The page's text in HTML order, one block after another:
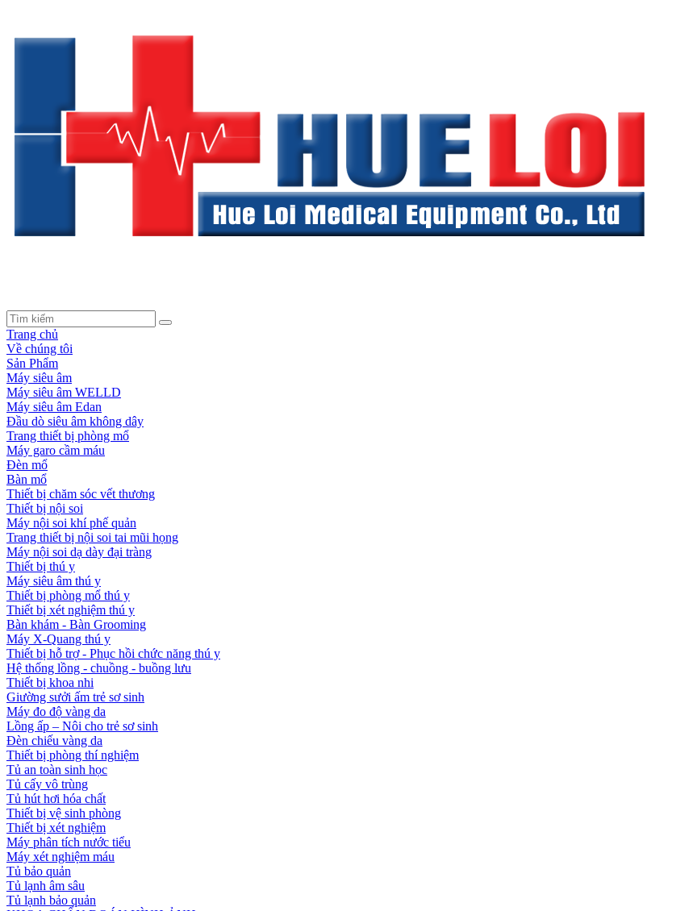
Trang chủ
Về chúng tôi
Sản Phẩm
Máy siêu âm
Máy siêu âm WELLD
Máy siêu âm Edan
Đầu dò siêu âm không dây
Trang thiết bị phòng mổ
Máy garo cầm máu
Đèn mổ
Bàn mổ
Thiết bị chăm sóc vết thương
Thiết bị nội soi
Máy nội soi khí phế quản
Trang thiết bị nội soi tai mũi họng
Máy nội soi dạ dày đại tràng
Thiết bị thú y
Máy siêu âm thú y
Thiết bị phòng mổ thú y
Thiết bị xét nghiệm thú y
Bàn khám - Bàn Grooming
Máy X-Quang thú y
Thiết bị hỗ trợ - Phục hồi chức năng thú y
Hệ thống lồng - chuồng - buồng lưu
Thiết bị khoa nhi
Giường sưởi ấm trẻ sơ sinh
Máy đo độ vàng da
Lồng ấp – Nôi cho trẻ sơ sinh
Đèn chiếu vàng da
Thiết bị phòng thí nghiệm
Tủ an toàn sinh học
Tủ cấy vô trùng
Tủ hút hơi hóa chất
Thiết bị vệ sinh phòng
Thiết bị xét nghiệm
Máy phân tích nước tiểu
Máy xét nghiệm máu
Tủ bảo quản
Tủ lạnh âm sâu
Tủ lạnh bảo quản